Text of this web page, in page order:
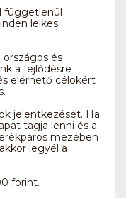
függetlenül
lelkes
országos és
a fejlődésre
elérhető célokért
jelentkezését. Ha
tagja lenni és a
mezében
legyél a
forint.